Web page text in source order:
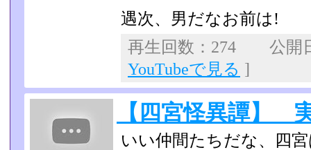
遇次、男だなお前は!
再生回数：274 公開
YouTubeで見る ]
【四宮怪異譚】
いい仲間たちだな、四